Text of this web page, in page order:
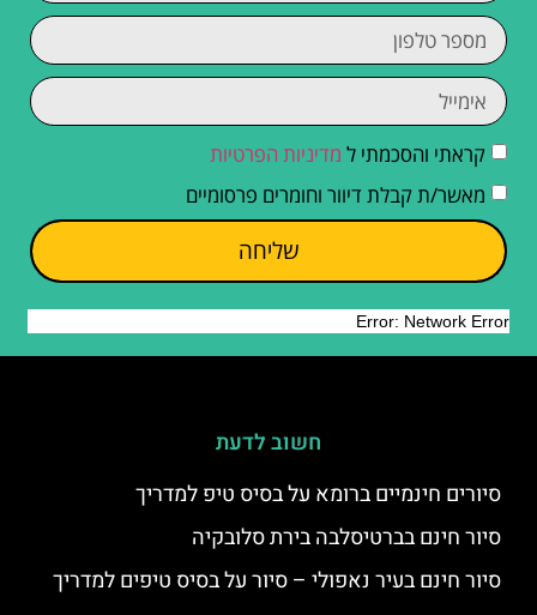
קראתי והסכמתי ל מדיניות הפרטיות
מאשר/ת קבלת דיוור וחומרים פרסומיים
שליחה
חשוב לדעת
סיורים חינמיים ברומא על בסיס טיפ למדריך
סיור חינם בברטיסלבה בירת סלובקיה
סיור חינם בעיר נאפולי – סיור על בסיס טיפים למדריך